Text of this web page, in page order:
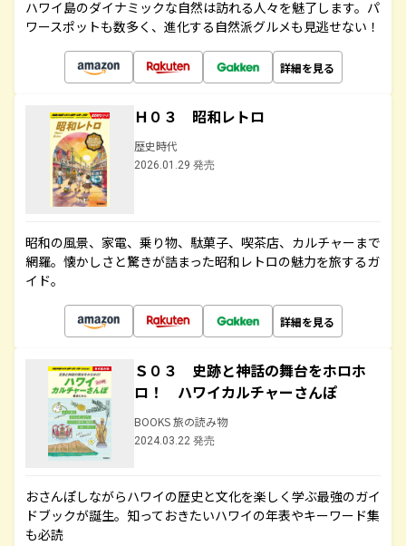
ハワイ島のダイナミックな自然は訪れる人々を魅了します。パ
ワースポットも数多く、進化する自然派グルメも見逃せない！
詳細を見る
Ｈ０３ 昭和レトロ
歴史時代
2026.01.29 発売
昭和の風景、家電、乗り物、駄菓子、喫茶店、カルチャーまで
網羅。懐かしさと驚きが詰まった昭和レトロの魅力を旅するガ
イド。
詳細を見る
Ｓ０３ 史跡と神話の舞台をホロホ
ロ！ ハワイカルチャーさんぽ
BOOKS 旅の読み物
2024.03.22 発売
おさんぽしながらハワイの歴史と文化を楽しく学ぶ最強のガイ
ドブックが誕生。知っておきたいハワイの年表やキーワード集
も必読